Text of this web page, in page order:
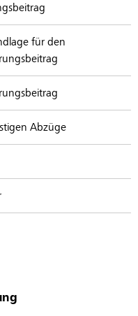
für den
Abzüge